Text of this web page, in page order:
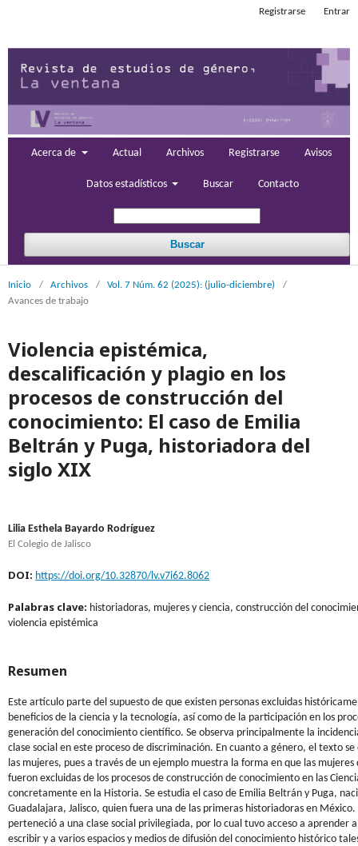
Acerca de Actual Archivos Registrarse Avisos
Datos estadísticos Buscar Contacto
Buscar
Registrarse Entrar
Inicio / Archivos / Vol. 7 Núm. 62 (2025): (julio-diciembre)
/
Avances de trabajo
Violencia epistémica,
descalificación y plagio en los
procesos de construcción del
conocimiento: El caso de Emilia
Beltrán y Puga, historiadora del
siglo XIX
Lilia Esthela Bayardo Rodríguez
El Colegio de Jalisco
DOI: https://doi.org/10.32870/lv.v7i62.8062
Palabras clave: historiadoras, mujeres y ciencia, construcción del
violencia epistémica
Resumen
Este artículo parte del supuesto de que existen personas excluidas
beneficios de la ciencia y la tecnología, así como de la participación en los
generación del conocimiento científico. Se observa principalmente la
clase social en este proceso de discriminación. En cuanto a género, el texto
las mujeres, pues a través de un ejemplo muestra la forma en que las mujeres
fueron excluidas de los procesos de construcción de conocimiento en las
concretamente en la Historia. Se estudia el caso de Emilia Beltrán y Puga,
Guadalajara, Jalisco, quien fuera una de las primeras historiadoras en México.
perteneció a una clase social privilegiada, por lo cual tuvo acceso a aprender
escribir y a varios espacios y medios de difusión del conocimiento histórico